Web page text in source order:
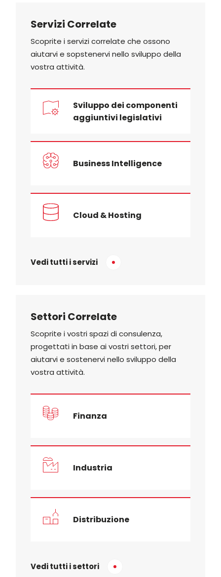
Servizi Correlate
Scoprite i servizi correlate che ossono
aiutarvi e sopstenervi nello sviluppo della
vostra attività.
Sviluppo dei componenti
aggiuntivi legislativi
Business Intelligence
Cloud & Hosting
Vedi tutti i servizi
Settori Correlate
Scoprite i vostri spazi di consulenza,
progettati in base ai vostri settori, per
aiutarvi e sostenervi nello sviluppo della
vostra attività.
Finanza
Industria
Distribuzione
Vedi tutti i settori